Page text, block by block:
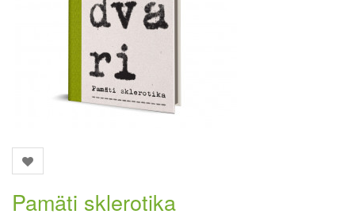
Pamäti sklerotika